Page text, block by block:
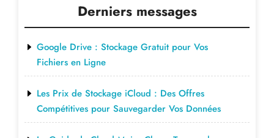
Derniers messages
Google Drive : Stockage Gratuit pour Vos
Fichiers en Ligne
Les Prix de Stockage iCloud : Des Offres
Compétitives pour Sauvegarder Vos Données